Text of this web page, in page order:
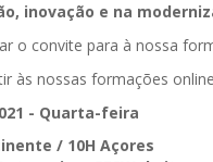
inovação e na
o convite para à nossa
às nossas formações
- Quarta-feira
/ 10H Açores